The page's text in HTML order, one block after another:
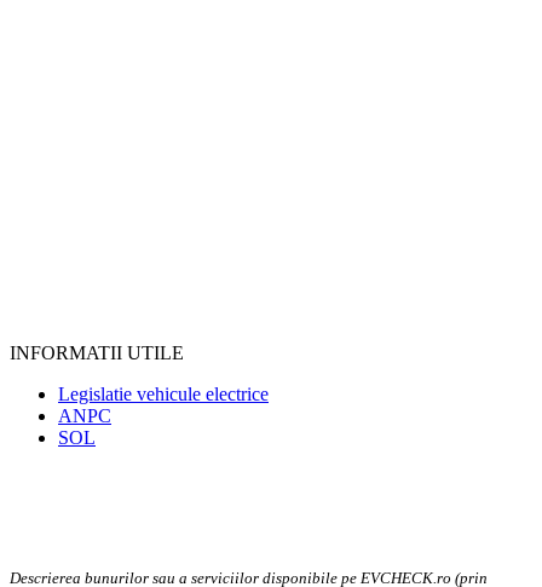
INFORMATII UTILE
Legislatie vehicule electrice
ANPC
SOL
Descrierea bunurilor sau a serviciilor disponibile pe EVCHECK.ro (prin